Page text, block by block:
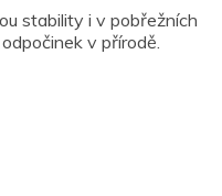
stability i v pobřežních
v přírodě.